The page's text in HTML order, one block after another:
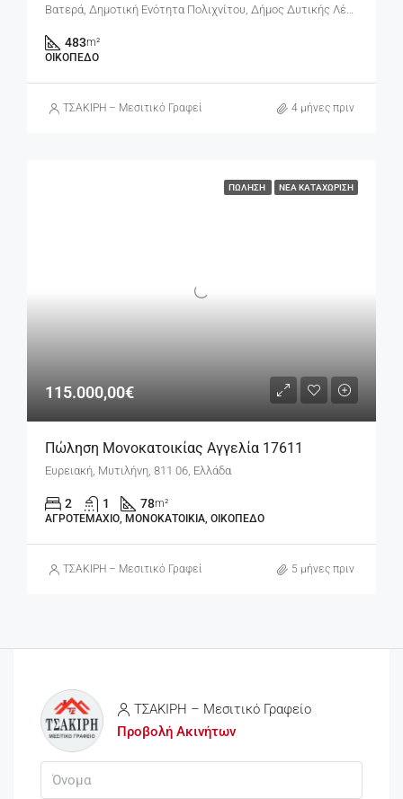
Βατερά, Δημοτική Ενότητα Πολιχνίτου, Δήμος Δυτικής Λέσβου, Περιφερειακή Ενότητα Λέσβου, Περιφέρεια Βόρειου Αιγαίου, Αποκεντρωμένη Διοίκηση Αιγαίου, 813 00, Ελλάδα
483m²
ΟΙΚΌΠΕΔΟ
ΤΣΑΚΙΡΗ – Μεσιτικό Γραφείο 4 μήνες πριν
ΠΏΛΗΣΗ ΝΈΑ ΚΑΤΑΧΏΡΙΣΗ
115.000,00€
Πώληση Μονοκατοικίας Αγγελία 17611
Ευρειακή, Μυτιλήνη, 811 06, Ελλάδα
2 1 78m²
ΑΓΡΟΤΕΜΆΧΙΟ, ΜΟΝΟΚΑΤΟΙΚΊΑ, ΟΙΚΌΠΕΔΟ
ΤΣΑΚΙΡΗ – Μεσιτικό Γραφείο 5 μήνες πριν
ΤΣΑΚΙΡΗ – Μεσιτικό Γραφείο
Προβολή Ακινήτων